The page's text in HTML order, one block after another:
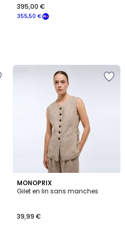
355,50 €
395,00 €
MONOPRIX
Gilet en lin sans manches
39,99 €
2
/